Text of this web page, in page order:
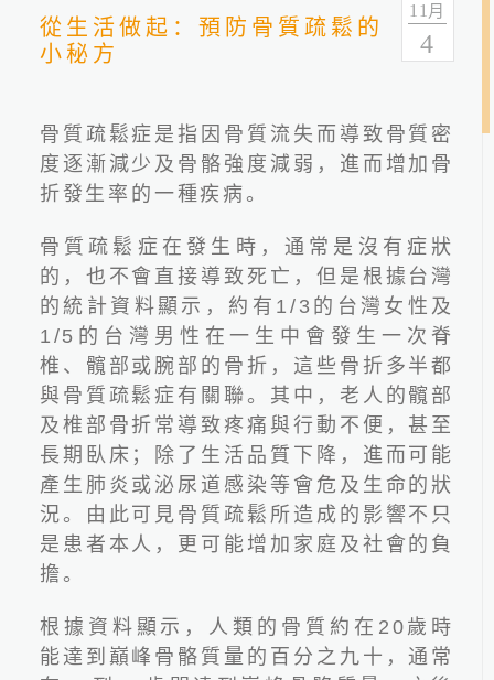
线上预约
2026.06.24
從生活做起：預防骨質疏鬆的
小秘方
11 月
4
骨質疏鬆症是指因骨質流失而導致骨質密
度逐漸減少及骨骼強度減弱，進而增加骨
折發生率的一種疾病。
骨質疏鬆症在發生時，通常是沒有症狀
的，也不會直接導致死亡，但是根據台灣
的統計資料顯示，約有 1/3 的台灣女性及
1/5 的台灣男性在一生中會發生一次脊
椎、髖部或腕部的骨折，這些骨折多半都
與骨質疏鬆症有關聯。其中，老人的髖部
及椎部骨折常導致疼痛與行動不便，甚至
長期臥床；除了生活品質下降，進而可能
產生肺炎或泌尿道感染等會危及生命的狀
況。由此可見骨質疏鬆所造成的影響不只
是患者本人，更可能增加家庭及社會的負
擔。
根據資料顯示，人類的骨質約在 20 歲時
能達到巔峰骨骼質量的百分之九十，通常